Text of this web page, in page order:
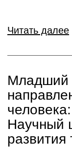
Читать далее
Младший
Научный
развития